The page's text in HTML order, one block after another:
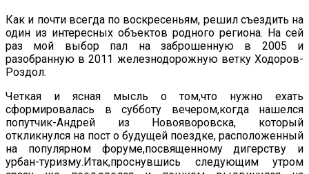
Как и почти всегда по воскресеньям, решил съездить на
один из интересных объектов родного региона. На сей
раз мой выбор пал на заброшенную в 2005 и
разобранную в 2011 железнодорожную ветку Ходоров-
Роздол.
Четкая и ясная мысль о том,что нужно ехать
сформировалась в субботу вечером,когда нашелся
попутчик-Андрей из Новояворовска, который
откликнулся на пост о будущей поездке, расположенный
на популярном форуме,посвященному дигерству и
урбан-туризму.Итак,проснувшись следующим утром